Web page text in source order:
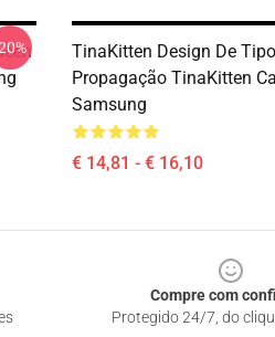
TinaKitten Design De
Propagação TinaKitten
Samsung
€ 14,81 - € 16,10
Compre com
Protegido 24/7, do